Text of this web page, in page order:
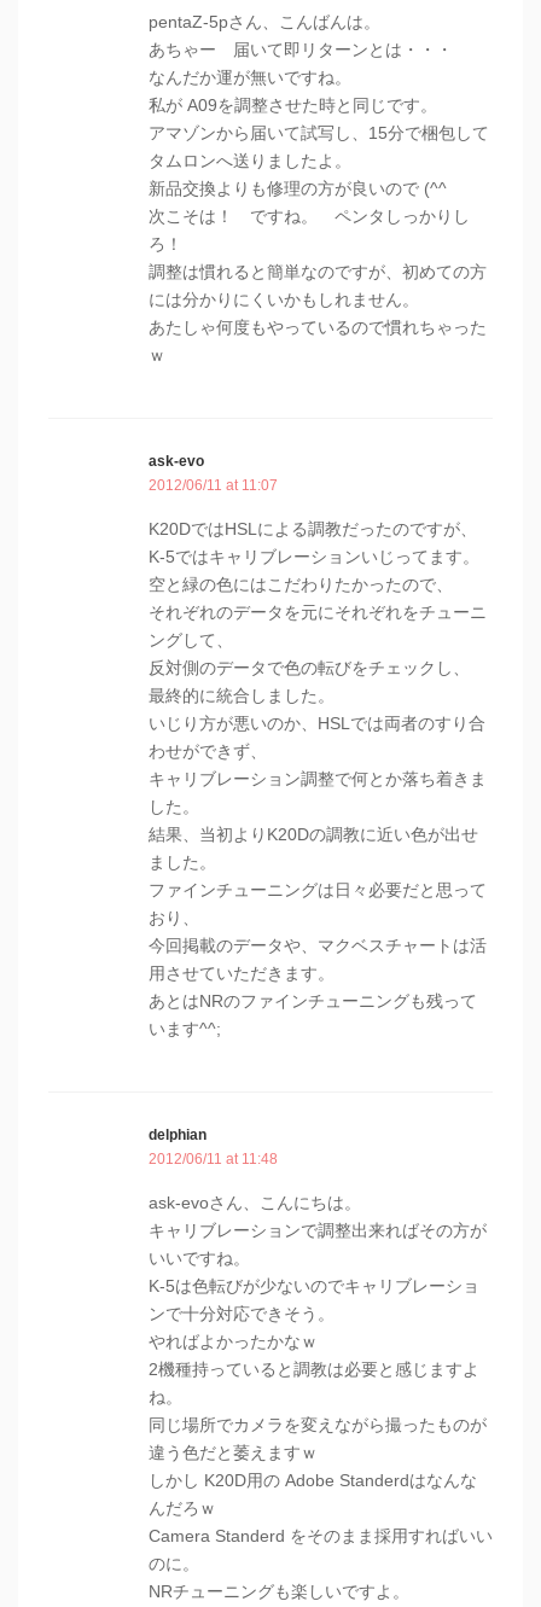
pentaZ-5pさん、こんばんは。
あちゃー 届いて即リターンとは・・・
なんだか運が無いですね。
私が A09を調整させた時と同じです。
アマゾンから届いて試写し、15分で梱包して
タムロンへ送りましたよ。
新品交換よりも修理の方が良いので (^^
次こそは！ ですね。 ペンタしっかりし
ろ！
調整は慣れると簡単なのですが、初めての方
には分かりにくいかもしれません。
あたしゃ何度もやっているので慣れちゃった
ｗ
ask-evo
2012/06/11 at 11:07
K20DではHSLによる調教だったのですが、
K-5ではキャリブレーションいじってます。
空と緑の色にはこだわりたかったので、
それぞれのデータを元にそれぞれをチューニ
ングして、
反対側のデータで色の転びをチェックし、
最終的に統合しました。
いじり方が悪いのか、HSLでは両者のすり合
わせができず、
キャリブレーション調整で何とか落ち着きま
した。
結果、当初よりK20Dの調教に近い色が出せ
ました。
ファインチューニングは日々必要だと思って
おり、
今回掲載のデータや、マクベスチャートは活
用させていただきます。
あとはNRのファインチューニングも残って
います^^;
delphian
2012/06/11 at 11:48
ask-evoさん、こんにちは。
キャリブレーションで調整出来ればその方が
いいですね。
K-5は色転びが少ないのでキャリブレーショ
ンで十分対応できそう。
やればよかったかなｗ
2機種持っていると調教は必要と感じますよ
ね。
同じ場所でカメラを変えながら撮ったものが
違う色だと萎えますｗ
しかし K20D用の Adobe Standerdはなんな
んだろｗ
Camera Standerd をそのまま採用すればいい
のに。
NRチューニングも楽しいですよ。